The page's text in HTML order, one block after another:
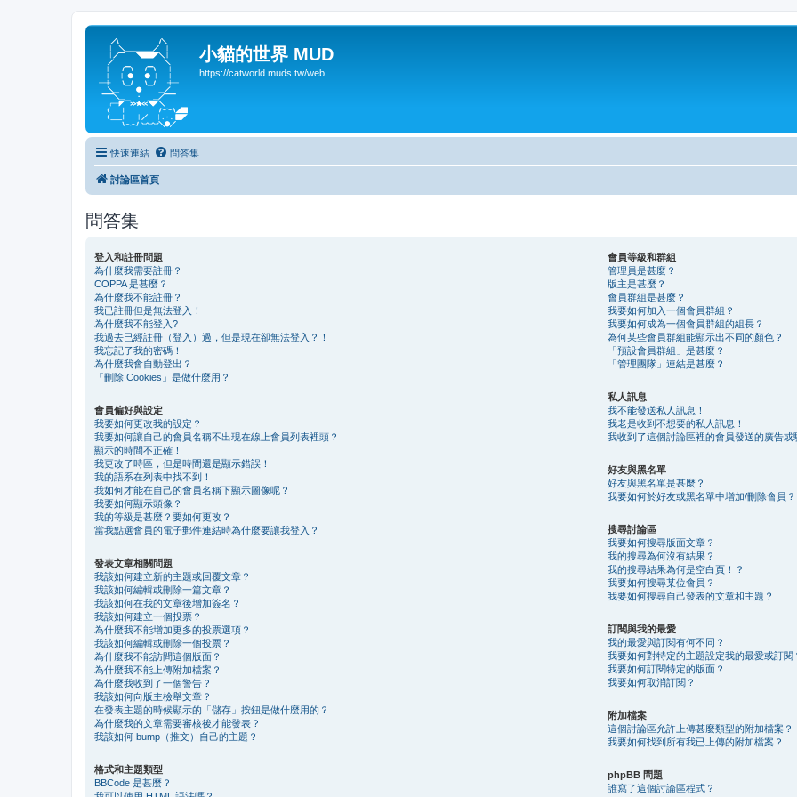
小貓的世界 MUD
https://catworld.muds.tw/web
快速連結 問答集
討論區首頁
問答集
登入和註冊問題
為什麼我需要註冊？
COPPA 是甚麼？
為什麼我不能註冊？
我已註冊但是無法登入！
為什麼我不能登入?
我過去已經註冊（登入）過，但是現在卻無法登入？！
我忘記了我的密碼！
為什麼我會自動登出？
「刪除 Cookies」是做什麼用？
會員偏好與設定
我要如何更改我的設定？
我要如何讓自己的會員名稱不出現在線上會員列表裡頭？
顯示的時間不正確！
我更改了時區，但是時間還是顯示錯誤！
我的語系在列表中找不到！
我如何才能在自己的會員名稱下顯示圖像呢？
我要如何顯示頭像？
我的等級是甚麼？要如何更改？
當我點選會員的電子郵件連結時為什麼要讓我登入？
發表文章相關問題
我該如何建立新的主題或回覆文章？
我該如何編輯或刪除一篇文章？
我該如何在我的文章後增加簽名？
我該如何建立一個投票？
為什麼我不能增加更多的投票選項？
我該如何編輯或刪除一個投票？
為什麼我不能訪問這個版面？
為什麼我不能上傳附加檔案？
為什麼我收到了一個警告？
我該如何向版主檢舉文章？
在發表主題的時候顯示的「儲存」按鈕是做什麼用的？
為什麼我的文章需要審核後才能發表？
我該如何 bump（推文）自己的主題？
格式和主題類型
BBCode 是甚麼？
會員等級和群組
管理員是甚麼？
版主是甚麼？
會員群組是甚麼？
我要如何加入一個會員群組？
我要如何成為一個會員群組的組長？
為何某些會員群組能顯示出不同的顏色？
「預設會員群組」是甚麼？
「管理團隊」連結是甚麼？
私人訊息
我不能發送私人訊息！
我老是收到不想要的私人訊息！
我收到了這個討論區裡的會員發送的廣告或
好友與黑名單
好友與黑名單是甚麼？
我要如何於好友或黑名單中增加/刪除會員？
搜尋討論區
我要如何搜尋版面文章？
我的搜尋為何沒有結果？
我的搜尋結果為何是空白頁！？
我要如何搜尋某位會員？
我要如何搜尋自己發表的文章和主題？
訂閱與我的最愛
我的最愛與訂閱有何不同？
我要如何對特定的主題設定我的最愛或訂閱
我要如何訂閱特定的版面？
我要如何取消訂閱？
附加檔案
這個討論區允許上傳甚麼類型的附加檔案？
我要如何找到所有我已上傳的附加檔案？
phpBB 問題
誰寫了這個討論區程式？